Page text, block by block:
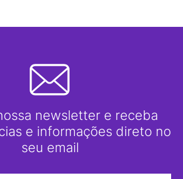
newsletter e receba
e informações direto no
seu email